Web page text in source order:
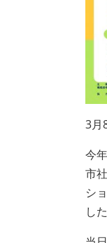
3月
今
市
シ
した